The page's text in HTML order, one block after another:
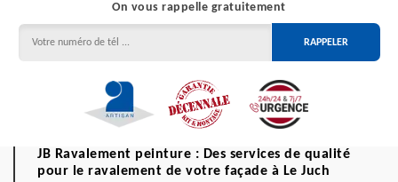
On vous rappelle gratuitement
JB Ravalement peinture : Des services de qualité
pour le ravalement de votre façade à Le Juch